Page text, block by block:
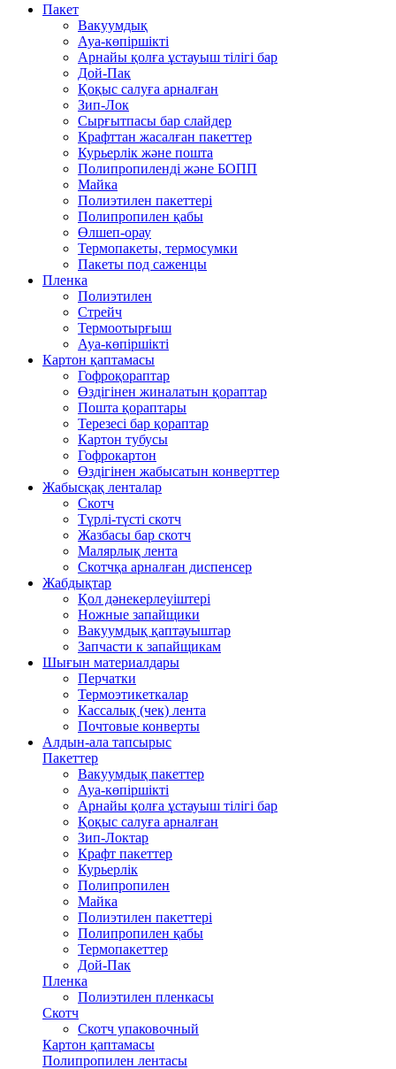
Пакет
Вакуумдық
Ауа-көпіршікті
Арнайы қолға ұстауыш тілігі бар
Дой-Пак
Қоқыс салуға арналған
Зип-Лок
Сырғытпасы бар слайдер
Крафттан жасалған пакеттер
Курьерлік және пошта
Полипропиленді және БОПП
Майка
Полиэтилен пакеттері
Полипропилен қабы
Өлшеп-орау
Термопакеты, термосумки
Пакеты под саженцы
Пленка
Полиэтилен
Стрейч
Термоотырғыш
Ауа-көпіршікті
Картон қаптамасы
Гофроқораптар
Өздігінен жиналатын қораптар
Пошта қораптары
Терезесі бар қораптар
Картон тубусы
Гофрокартон
Өздігінен жабысатын конверттер
Жабысқақ ленталар
Скотч
Түрлі-түсті скотч
Жазбасы бар скотч
Малярлық лента
Скотчқа арналған диспенсер
Жабдықтар
Қол дәнекерлеуіштері
Ножные запайщики
Вакуумдық қаптауыштар
Запчасти к запайщикам
Шығын материалдары
Перчатки
Термоэтикеткалар
Кассалық (чек) лента
Почтовые конверты
Алдын-ала тапсырыс
Пакеттер
Вакуумдық пакеттер
Ауа-көпіршікті
Арнайы қолға ұстауыш тілігі бар
Қоқыс салуға арналған
Зип-Локтар
Крафт пакеттер
Курьерлік
Полипропилен
Майка
Полиэтилен пакеттері
Полипропилен қабы
Термопакеттер
Дой-Пак
Пленка
Полиэтилен пленкасы
Скотч
Скотч упаковочный
Картон қаптамасы
Полипропилен лентасы